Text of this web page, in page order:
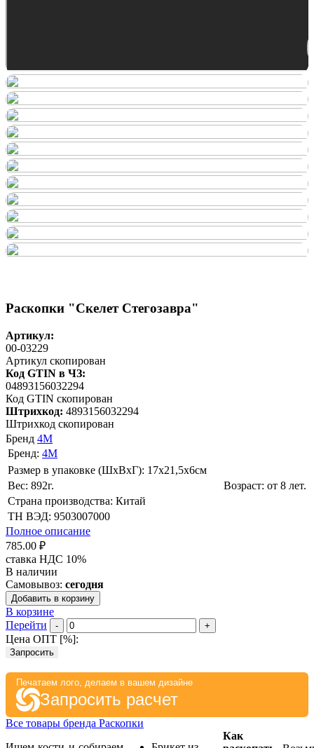
Раскопки "Скелет Стегозавра"
Артикул:
00-03229
Артикул скопирован
Код GTIN в ЧЗ:
04893156032294
Код GTIN скопирован
Штрихкод: 4893156032294
Штрихкод скопирован
Бренд 4M
Бренд: 4M
Размер в упаковке (ШхВxГ): 17х21,5х6cм
Вес: 892г.
Возраст: от 8 лет.
Страна производства: Китай
ТН ВЭД: 9503007000
Полное описание
785.00 ₽
ставка НДС 10%
В наличии
Самовывоз: сегодня
Добавить в корзину
В корзине
Перейти
- +
Цена ОПТ [%]:
Запросить
Печатаем лого, делаем в вашем дизайне
Запросить расчет
Все товары бренда Раскопки
Как